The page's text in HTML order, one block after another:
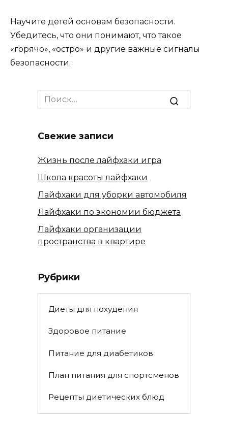
Научите детей основам безопасности.
Убедитесь, что они понимают, что такое
«горячо», «остро» и другие важные сигналы
безопасности.
Search
for:
Свежие записи
Жизнь после лайфхаки игра
Школа красоты лайфхаки
Лайфхаки для уборки автомобиля
Лайфхаки по экономии бюджета
Лайфхаки организации
пространства в квартире
Рубрики
Диеты для похудения
Здоровое питание
Питание для диабетиков
План питания для спортсменов
Рецепты диетических блюд